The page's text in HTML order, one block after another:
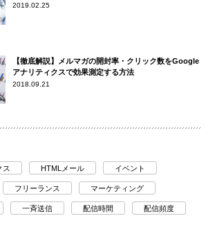
2019.02.25
【徹底解説】メルマガの開封率・クリック数をGoogle
アナリティクスで効果測定する方法
2018.09.21
ス HTMLメール イベント
フリーランス マーケティング
一斉送信 配信時間 配信頻度